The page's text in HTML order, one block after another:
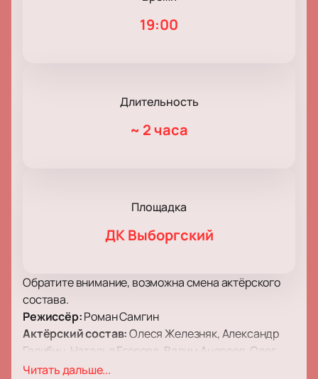
19:00
Длительность
~ 2 часа
Площадка
ДК Выборгский
Обратите внимание, возможна смена актёрского
состава.
Режиссёр:Роман Самгин
Актёрский состав:Олеся Железняк, Александр
Галибин, Наталья Егорова, Вадим Андреев, Олег
Кассин, Ирина Абросимова, Марина Кондратьева,
Читать дальше...